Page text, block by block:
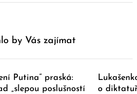
by Vás zajímat
Putina“ praská:
„slepou poslušností
o